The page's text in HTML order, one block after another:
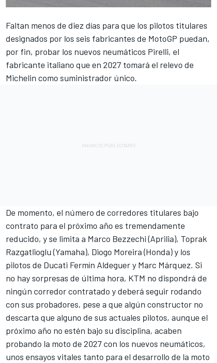
Faltan menos de diez días para que los pilotos titulares
designados por los seis fabricantes de MotoGP puedan,
por fin, probar los nuevos neumáticos Pirelli, el
fabricante italiano que en 2027 tomará el relevo de
Michelin como suministrador único.
De momento, el número de corredores titulares bajo
contrato para el próximo año es tremendamente
reducido, y se limita a Marco Bezzechi (Aprilia), Toprak
Razgatlioglu(Yamaha), Diogo Moreira(Honda) y los
pilotos de Ducati Fermín Aldeguery Marc Márquez. Si
no hay sorpresas de última hora, KTM no dispondrá de
ningún corredor contratado y deberá seguir rodando
con sus probadores, pese a que algún constructor no
descarta que alguno de sus actuales pilotos, aunque el
próximo año no estén bajo su disciplina, acaben
probando la moto de 2027 con los nuevos neumáticos,
unos ensayos vitales tanto para el desarrollo de la moto